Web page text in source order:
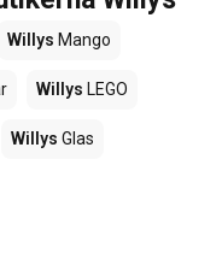
Willys Mango
Willys LEGO
Willys Glas